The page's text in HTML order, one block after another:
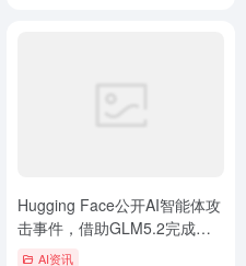
Hugging Face公开AI智能体攻
击事件，借助GLM5.2完成日
志取证分析
AI资讯